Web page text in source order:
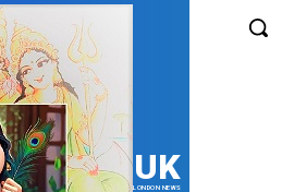
UK
LONDON NEWS